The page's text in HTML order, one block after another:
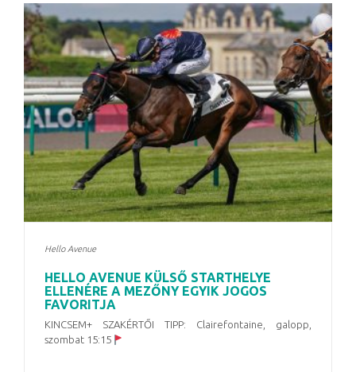
Hello Avenue
HELLO AVENUE KÜLSŐ STARTHELYE
ELLENÉRE A MEZŐNY EGYIK JOGOS
FAVORITJA
KINCSEM+ SZAKÉRTŐI TIPP: Clairefontaine, galopp,
szombat 15:15